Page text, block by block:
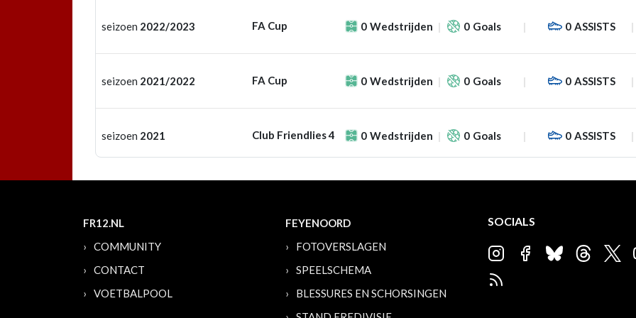
seizoen 2022/2023 FA Cup 0 Wedstrijden 0 Goals 0 ASSISTS
seizoen 2021/2022 FA Cup 0 Wedstrijden 0 Goals 0 ASSISTS
seizoen 2021 Club Friendlies 4 0 Wedstrijden 0 Goals 0 ASSISTS
FR12.NL
COMMUNITY
CONTACT
VOETBALPOOL
FEYENOORD
FOTOVERSLAGEN
SPEELSCHEMA
BLESSURES EN SCHORSINGEN
SOCIALS